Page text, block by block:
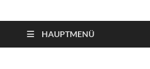
HAUPTMENÜ